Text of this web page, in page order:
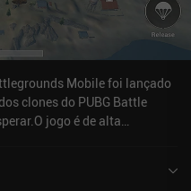
Mobile foi lançado
clones do PUBG Battle
jogo é de alta
devido aos servidores